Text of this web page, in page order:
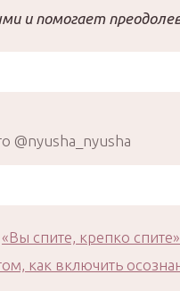
и помогает
@nyusha_nyusha
«Вы спите, крепко
как включить